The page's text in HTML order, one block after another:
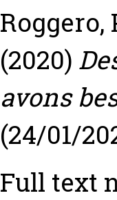
Roggero,
(2020)
avons
(24/01/
Full text